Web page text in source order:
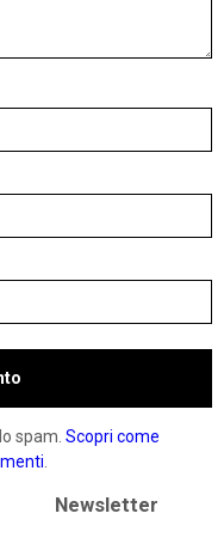
spam. Scopri come
.
Newsletter